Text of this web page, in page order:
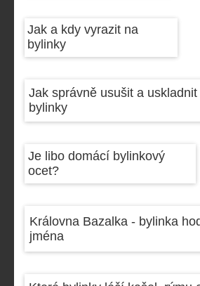
Jak a kdy vyrazit na
bylinky
Jak správně usušit a uskladnit
bylinky
Je libo domácí bylinkový
ocet?
Královna Bazalka - bylinka
jména